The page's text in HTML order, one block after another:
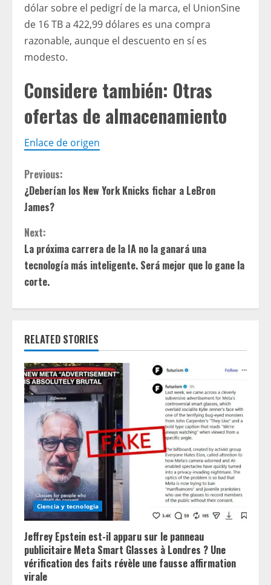
dólar sobre el pedigrí de la marca, el UnionSine
de 16 TB a 422,99 dólares es una compra
razonable, aunque el descuento en sí es
modesto.
Considere también: Otras
ofertas de almacenamiento
Enlace de origen
C
o
n
t
i
n
u
e
R
e
i
n
g
Previous:
¿Deberían los New York Knicks fichar a LeBron
James?
Next:
La próxima carrera de la IA no la ganará una
tecnología más inteligente. Será mejor que lo gane la
corte.
RELATED STORIES
Ciencia y tecnologia
Jeffrey Epstein est-il apparu sur le panneau
publicitaire Meta Smart Glasses à Londres ? Une
vérification des faits révèle une fausse affirmation
virale